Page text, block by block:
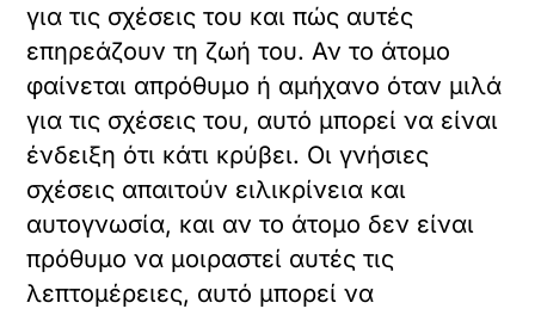
για τις σχέσεις του και πώς αυτές
επηρεάζουν τη ζωή του. Αν το άτομο
φαίνεται απρόθυμο ή αμήχανο όταν μιλά
για τις σχέσεις του, αυτό μπορεί να είναι
ένδειξη ότι κάτι κρύβει. Οι γνήσιες
σχέσεις απαιτούν ειλικρίνεια και
αυτογνωσία, και αν το άτομο δεν είναι
πρόθυμο να μοιραστεί αυτές τις
λεπτομέρειες, αυτό μπορεί να